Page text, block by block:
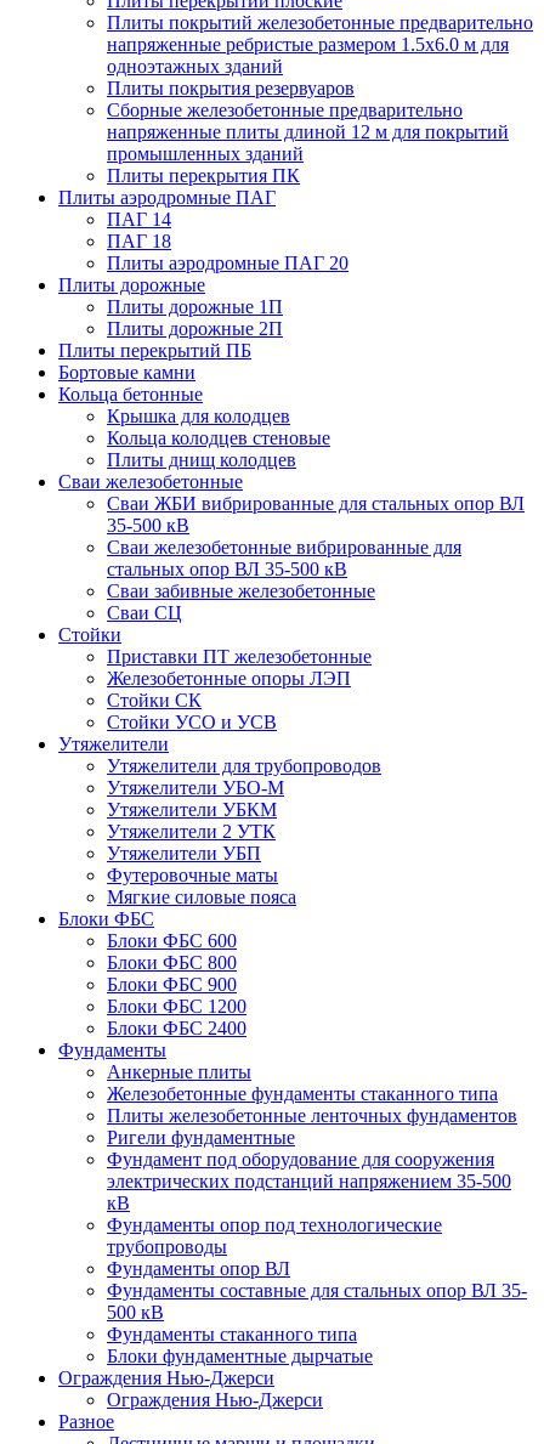
Плиты покрытий железобетонные предварительно
напряженные ребристые размером 1.5х6.0 м для
одноэтажных зданий
Плиты покрытия резервуаров
Сборные железобетонные предварительно
напряженные плиты длиной 12 м для покрытий
промышленных зданий
Плиты перекрытия ПК
Плиты аэродромные ПАГ
ПАГ 14
ПАГ 18
Плиты аэродромные ПАГ 20
Плиты дорожные
Плиты дорожные 1П
Плиты дорожные 2П
Плиты перекрытий ПБ
Бортовые камни
Кольца бетонные
Крышка для колодцев
Кольца колодцев стеновые
Плиты днищ колодцев
Сваи железобетонные
Сваи ЖБИ вибрированные для стальных опор ВЛ
35-500 кВ
Сваи железобетонные вибрированные для
стальных опор ВЛ 35-500 кВ
Сваи забивные железобетонные
Сваи СЦ
Стойки
Приставки ПТ железобетонные
Железобетонные опоры ЛЭП
Стойки СК
Стойки УСО и УСВ
Утяжелители
Утяжелители для трубопроводов
Утяжелители УБО-М
Утяжелители УБКМ
Утяжелители 2 УТК
Утяжелители УБП
Футеровочные маты
Мягкие силовые пояса
Блоки ФБС
Блоки ФБС 600
Блоки ФБС 800
Блоки ФБС 900
Блоки ФБС 1200
Блоки ФБС 2400
Фундаменты
Анкерные плиты
Железобетонные фундаменты стаканного типа
Плиты железобетонные ленточных фундаментов
Ригели фундаментные
Фундамент под оборудование для сооружения
электрических подстанций напряжением 35-500
кВ
Фундаменты опор под технологические
трубопроводы
Фундаменты опор ВЛ
Фундаменты составные для стальных опор ВЛ 35-
500 кВ
Фундаменты стаканного типа
Блоки фундаментные дырчатые
Ограждения Нью-Джерси
Ограждения Нью-Джерси
Разное